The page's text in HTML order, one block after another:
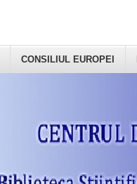
CONSILIUL EUROPEI